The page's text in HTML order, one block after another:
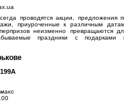
проводятся акции, предложения
приуроченные к различным
неизменно превращаются
праздники с подарками